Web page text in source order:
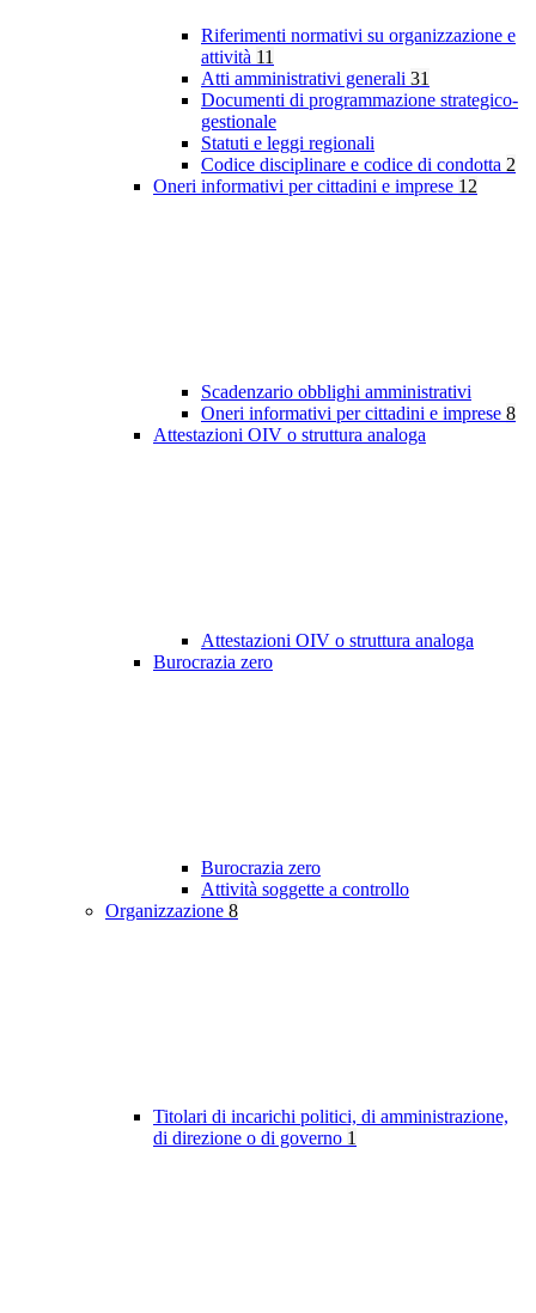
Riferimenti normativi su organizzazione e
attività 11
Atti amministrativi generali 31
Documenti di programmazione strategico-
gestionale
Statuti e leggi regionali
Codice disciplinare e codice di condotta 2
Oneri informativi per cittadini e imprese 12
Scadenzario obblighi amministrativi
Oneri informativi per cittadini e imprese 8
Attestazioni OIV o struttura analoga
Attestazioni OIV o struttura analoga
Burocrazia zero
Burocrazia zero
Attività soggette a controllo
Organizzazione 8
Titolari di incarichi politici, di amministrazione,
di direzione o di governo 1